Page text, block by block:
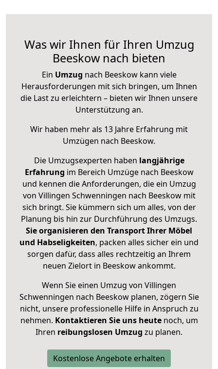
Was wir Ihnen für Ihren Umzug
Beeskow nach bieten
Ein Umzug nach Beeskow kann viele
Herausforderungen mit sich bringen, um Ihnen
die Last zu erleichtern – bieten wir Ihnen unsere
Unterstützung an.
Wir haben mehr als 13 Jahre Erfahrung mit
Umzügen nach Beeskow.
Die Umzugsexperten haben langjährige
Erfahrung im Bereich Umzüge nach Beeskow
und kennen die Anforderungen, die ein Umzug
von Villingen Schwenningen nach Beeskow mit
sich bringt. Sie kümmern sich um alles, von der
Planung bis hin zur Durchführung des Umzugs.
Sie organisieren den Transport Ihrer Möbel
und Habseligkeiten, packen alles sicher ein und
sorgen dafür, dass alles rechtzeitig an Ihrem
neuen Zielort in Beeskow ankommt.
Wenn Sie einen Umzug von Villingen
Schwenningen nach Beeskow planen, zögern Sie
nicht, unsere professionelle Hilfe in Anspruch zu
nehmen. Kontaktieren Sie uns heutenoch, um
Ihren reibungslosen Umzug zu planen.
Kostenlose Angebote erhalten